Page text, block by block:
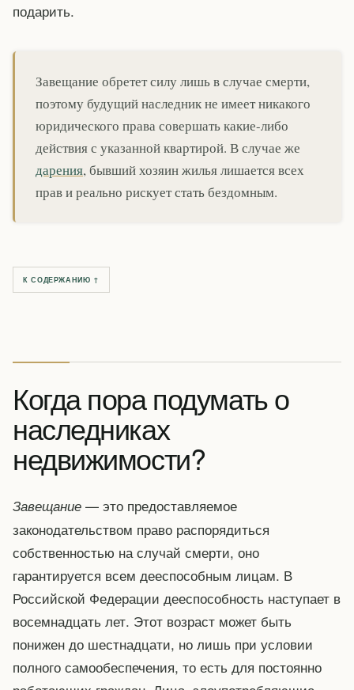
подарить.
Завещание обретет силу лишь в случае смерти,
поэтому будущий наследник не имеет никакого
юридического права совершать какие-либо
действия с указанной квартирой. В случае же
дарения, бывший хозяин жилья лишается всех
прав и реально рискует стать бездомным.
К СОДЕРЖАНИЮ ↑
Когда пора подумать о
наследниках
недвижимости?
Завещание — это предоставляемое
законодательством право распорядиться
собственностью на случай смерти, оно
гарантируется всем дееспособным лицам. В
Российской Федерации дееспособность наступает в
восемнадцать лет. Этот возраст может быть
понижен до шестнадцати, но лишь при условии
полного самообеспечения, то есть для постоянно